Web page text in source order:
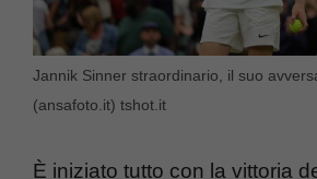
Jannik Sinner straordinario, il suo
(ansafoto.it) tshot.it
È iniziato tutto con la vittoria